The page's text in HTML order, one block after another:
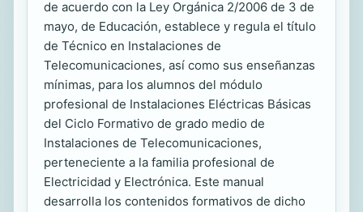
de acuerdo con la Ley Orgánica 2/2006 de 3 de
mayo, de Educación, establece y regula el título
de Técnico en Instalaciones de
Telecomunicaciones, así como sus enseñanzas
mínimas, para los alumnos del módulo
profesional de Instalaciones Eléctricas Básicas
del Ciclo Formativo de grado medio de
Instalaciones de Telecomunicaciones,
perteneciente a la familia profesional de
Electricidad y Electrónica. Este manual
desarrolla los contenidos formativos de dicho